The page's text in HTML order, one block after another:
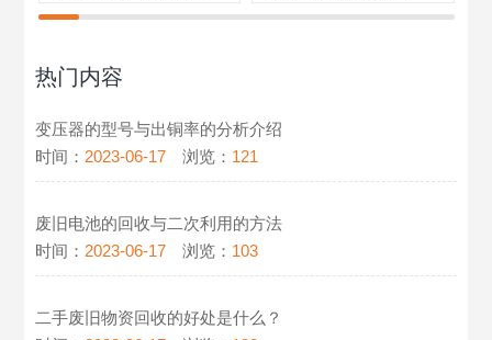
热门内容
变压器的型号与出铜率的分析介绍
时间： 2023-06-17 浏览： 121
废旧电池的回收与二次利用的方法
时间： 2023-06-17 浏览： 103
二手废旧物资回收的好处是什么？